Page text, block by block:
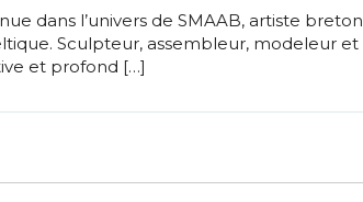
dans l’univers de SMAAB, artiste breton
Sculpteur, assembleur, modeleur et
et profond […]